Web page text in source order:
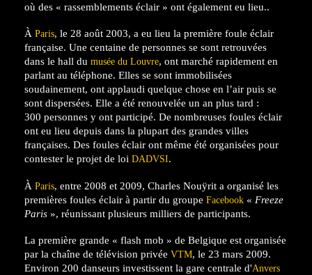
où des « rassemblements éclair » ont également eu lieu..
À Paris, le 28 août 2003, a eu lieu la première foule éclair
française. Une centaine de personnes se sont retrouvées
dans le hall du musée du Louvre, ont marché rapidement en
parlant au téléphone. Elles se sont immobilisées
soudainement, ont applaudi quelque chose en l’air puis se
sont dispersées. Elle a été renouvelée un an plus tard :
300 personnes y ont participé. De nombreuses foules éclair
ont eu lieu depuis dans la plupart des grandes villes
françaises. Des foules éclair ont même été organisées pour
contester le projet de loi DADVSI.
À Paris, entre 2008 et 2009, Charles Nouÿrit a organisé les
premières foules éclair à partir du groupe Facebook « Freeze
Paris », réunissant plusieurs milliers de participants.
La première grande « flash mob » de Belgique est organisée
par la chaîne de télévision privée VTM, le 23 mars 2009.
Environ 200 danseurs investissent la gare centrale d'Anvers